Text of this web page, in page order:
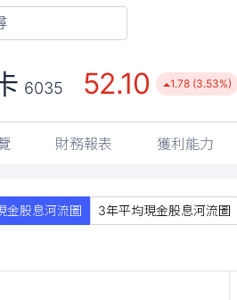
6035 52.10 1.78 (3.53%)
財務報表 獲利能力
金股息河流圖 3年平均現金股息河流圖